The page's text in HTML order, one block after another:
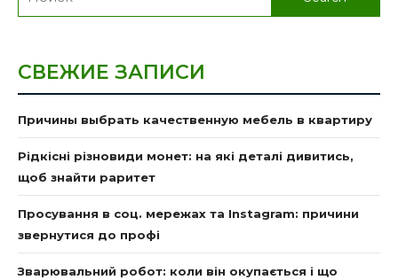
СВЕЖИЕ ЗАПИСИ
Причины выбрать качественную мебель в квартиру
Рідкісні різновиди монет: на які деталі дивитись,
щоб знайти раритет
Просування в соц. мережах та Instagram: причини
звернутися до профі
Зварювальний робот: коли він окупається і що